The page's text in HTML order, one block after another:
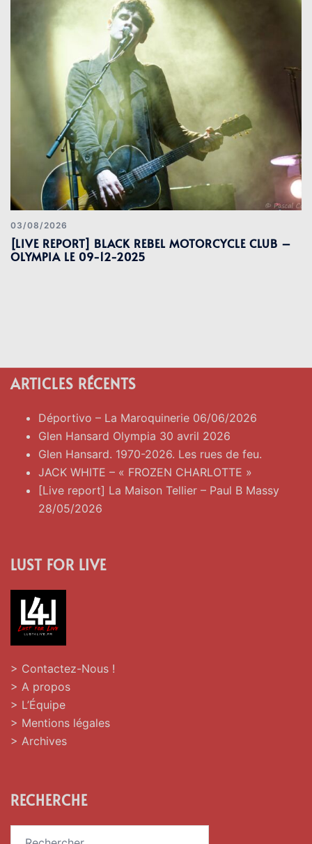
03/08/2026
[LIVE REPORT] BLACK REBEL MOTORCYCLE CLUB –
OLYMPIA LE 09-12-2025
ARTICLES RÉCENTS
Déportivo – La Maroquinerie 06/06/2026
Glen Hansard Olympia 30 avril 2026
Glen Hansard. 1970-2026. Les rues de feu.
JACK WHITE – « FROZEN CHARLOTTE »
[Live report] La Maison Tellier – Paul B Massy
28/05/2026
LUST FOR LIVE
> Contactez-Nous !
> A propos
> L’Équipe
> Mentions légales
> Archives
RECHERCHE